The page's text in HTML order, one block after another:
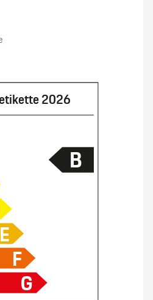
öffnen/ schliessen
+ hinten/ Rückfahrkamera
E
F
G
2026
B